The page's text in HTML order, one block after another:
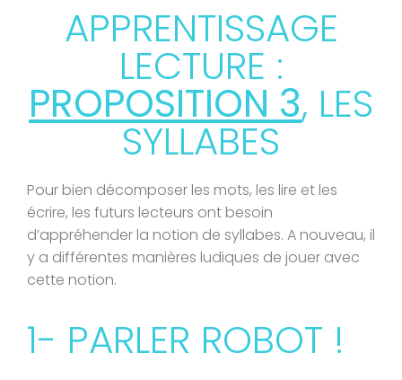
APPRENTISSAGE
LECTURE :
PROPOSITION 3, LES
SYLLABES
Pour bien décomposer les mots, les lire et les
écrire, les futurs lecteurs ont besoin
d’appréhender la notion de syllabes. A nouveau, il
y a différentes manières ludiques de jouer avec
cette notion.
1- PARLER ROBOT !